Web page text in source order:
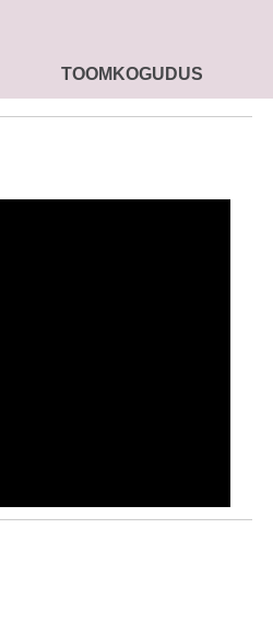
SEENIORID KOGUDUS
TOOMKOGUDUS